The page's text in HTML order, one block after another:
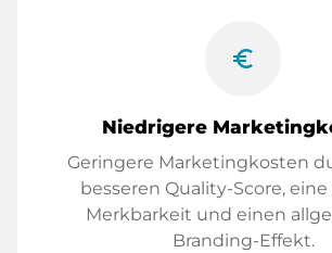
euro_symbol
Niedrigere
Geringere Marketingkosten
besseren Quality-Score,
Merkbarkeit und einen
Branding-Effekt.